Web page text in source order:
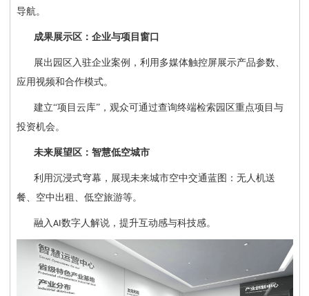
导航。
成果展示区：企业与项目窗口
展出园区入驻企业案例，利用多媒体触控屏展示产品参数、
应用视频和合作模式。
建立“项目云库”，观众可通过查询终端检索园区重点项目与
投资机会。
未来展望区：智慧低空城市
利用沉浸式穹幕，展现未来城市空中交通蓝图：无人机送
餐、空中出租、低空旅游等。
融入AI数字人解说，提升互动感与科技感。